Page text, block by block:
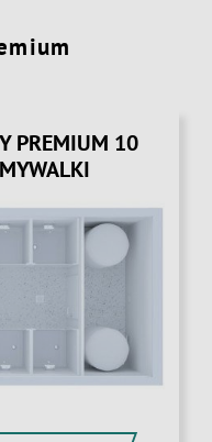
PREMIUM 10